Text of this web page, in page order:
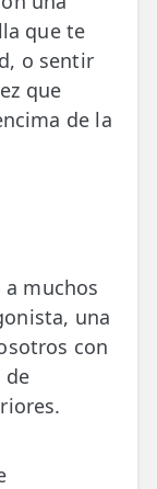
que te
o sentir
que
de la
a muchos
una
con
de